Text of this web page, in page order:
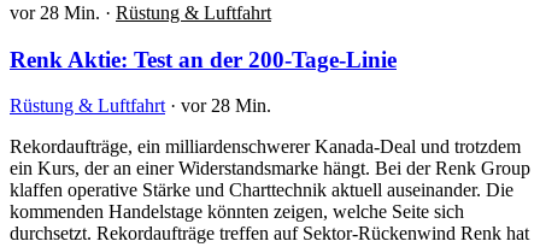
vor 28 Min. · Rüstung & Luftfahrt
Renk Aktie: Test an der 200-Tage-Linie
Rüstung & Luftfahrt · vor 28 Min.
Rekordaufträge, ein milliardenschwerer Kanada-Deal und trotzdem
ein Kurs, der an einer Widerstandsmarke hängt. Bei der Renk Group
klaffen operative Stärke und Charttechnik aktuell auseinander. Die
kommenden Handelstage könnten zeigen, welche Seite sich
durchsetzt. Rekordaufträge treffen auf Sektor-Rückenwind Renk hat